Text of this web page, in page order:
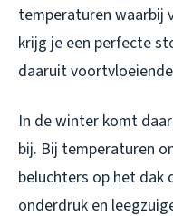
temperaturen waarbij
krijg je een perfecte
daaruit
In de winter komt
bij. Bij temperaturen
beluchters op het
onderdruk en